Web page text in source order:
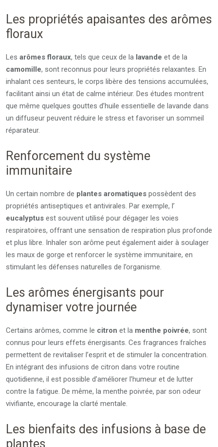
Les propriétés apaisantes des arômes
floraux
Les arômes floraux, tels que ceux de la lavande et de la
camomille, sont reconnus pour leurs propriétés relaxantes. En
inhalant ces senteurs, le corps libère des tensions accumulées,
facilitant ainsi un état de calme intérieur. Des études montrent
que même quelques gouttes d’huile essentielle de lavande dans
un diffuseur peuvent réduire le stress et favoriser un sommeil
réparateur.
Renforcement du système
immunitaire
Un certain nombre de plantes aromatiques possèdent des
propriétés antiseptiques et antivirales. Par exemple, l’
eucalyptus est souvent utilisé pour dégager les voies
respiratoires, offrant une sensation de respiration plus profonde
et plus libre. Inhaler son arôme peut également aider à soulager
les maux de gorge et renforcer le système immunitaire, en
stimulant les défenses naturelles de l’organisme.
Les arômes énergisants pour
dynamiser votre journée
Certains arômes, comme le citron et la menthe poivrée, sont
connus pour leurs effets énergisants. Ces fragrances fraîches
permettent de revitaliser l’esprit et de stimuler la concentration.
En intégrant des infusions de citron dans votre routine
quotidienne, il est possible d’améliorer l’humeur et de lutter
contre la fatigue. De même, la menthe poivrée, par son odeur
vivifiante, encourage la clarté mentale.
Les bienfaits des infusions à base de
plantes